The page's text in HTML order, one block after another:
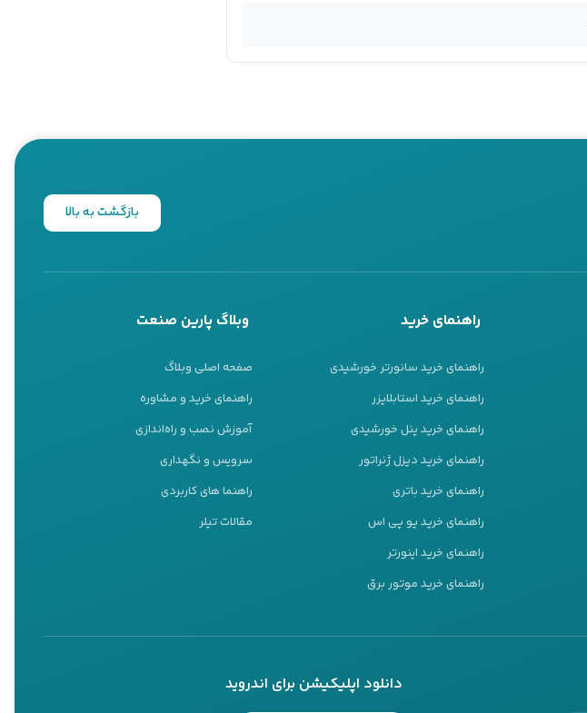
بازگشت به بالا
راهنمای خرید
راهنمای خرید سانورتر خورشیدی
راهنمای خرید استابلایزر
راهنمای خرید پنل خورشیدی
راهنمای خرید دیزل ژنراتور
راهنمای خرید باتری
راهنمای خرید یو پی اس
راهنمای خرید اینورتر
راهنمای خرید موتور برق
وبلاگ پارین صنعت
صفحه اصلی وبلاگ
راهنمای خرید و مشاوره
آموزش نصب و راه‌اندازی
سرویس و نگهداری
راهنما های کاربردی
مقالات تیلر
دانلود اپلیکیشن برای اندروید